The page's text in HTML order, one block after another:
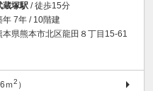
蔵塚駅 / 徒歩15分
年 7年 / 10階建
本県熊本市北区龍田８丁目15-61
ｍ2 ）